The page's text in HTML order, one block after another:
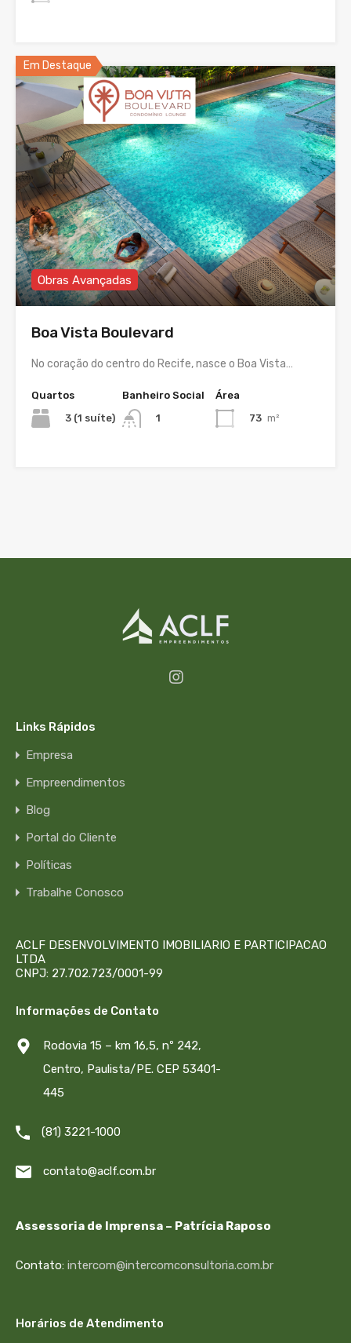
Em Destaque
Obras Avançadas
Boa Vista Boulevard
No coração do centro do Recife, nasce o Boa Vista…
Quartos
3 (1 suíte)
Banheiro Social
1
Área
73 m²
Links Rápidos
Empresa
Empreendimentos
Blog
Portal do Cliente
Políticas
Trabalhe Conosco
ACLF DESENVOLVIMENTO IMOBILIARIO E PARTICIPACAO
LTDA
CNPJ: 27.702.723/0001-99
Informações de Contato
Rodovia 15 – km 16,5, nº 242,
Centro, Paulista/PE. CEP 53401-
445
(81) 3221-1000
contato@aclf.com.br
Assessoria de Imprensa – Patrícia Raposo
Contato: intercom@intercomconsultoria.com.br
Horários de Atendimento